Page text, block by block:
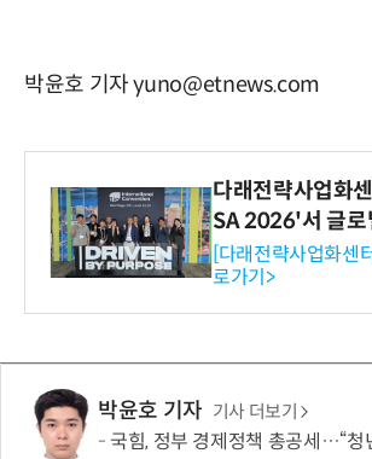
박윤호 기자 yuno@etnews.com
다래전략사업화
SA 2026'서 글로
와의 비즈니스
-바이오 해외 진출
보
[다래전략사업화센
로가기>
박윤호 기자 기사 더보기
국힘, 정부 경제정책 총공세…“청년 희망, 정권교